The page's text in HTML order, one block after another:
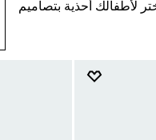
لأطفالك أحذية بتصاميم